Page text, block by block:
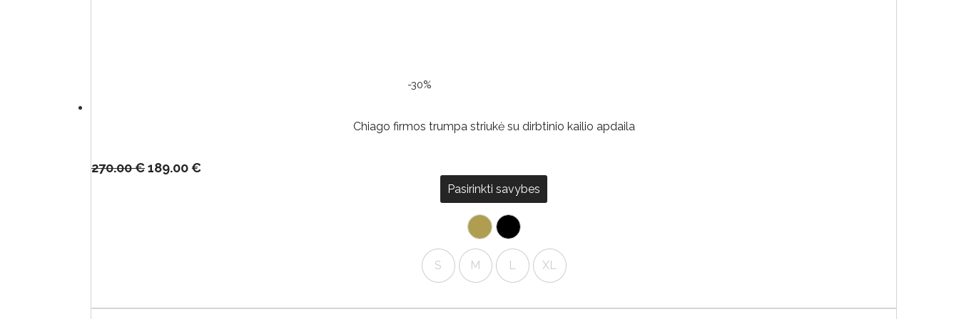
-30%
Chiago firmos trumpa striukė su dirbtinio kailio apdaila
270.00€189.00€
Pasirinkti savybes
S M L XL